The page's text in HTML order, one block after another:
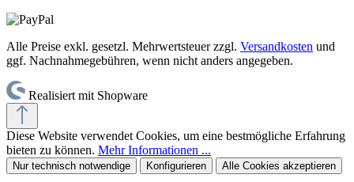
Alle Preise exkl. gesetzl. Mehrwertsteuer zzgl. Versandkosten und
ggf. Nachnahmegebühren, wenn nicht anders angegeben.
Realisiert mit Shopware
Diese Website verwendet Cookies, um eine bestmögliche Erfahrung
bieten zu können. Mehr Informationen ...
Nur technisch notwendige Konfigurieren Alle Cookies akzeptieren